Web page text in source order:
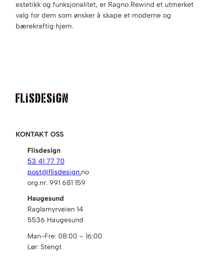
estetikk og funksjonalitet, er Ragno Rewind et utmerket
valg for dem som ønsker å skape et moderne og
bærekraftig hjem.
KONTAKT OSS
Flisdesign
53 41 77 70
post@flisdesign.no
org.nr. 991 681 159
Haugesund
Raglamyrveien 14
5536 Haugesund
Man-Fre: 08:00 – 16:00
Lør: Stengt